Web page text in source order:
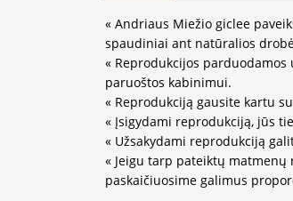
« Andriaus Miežio giclee
spaudiniai ant natūralios
« Reprodukcijos
paruoštos kabinimui.
« Reprodukciją gausite kartu
« Įsigydami reprodukciją, jūs
« Užsakydami reprodukciją
« Jeigu tarp pateiktų matmenų
paskaičiuosime galimus